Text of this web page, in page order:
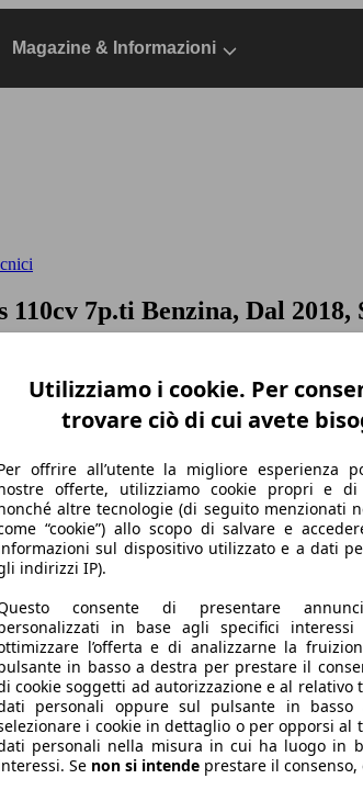
Magazine & Informazioni
110cv 7p.ti Benzina, Dal 2018,
Utilizziamo i cookie. Per
trovare ciò di cui avete
offrire all’utente la migliore esperienza
offerte, utilizziamo cookie propri e
altre tecnologie (di seguito menzionati
“cookie”) allo scopo di salvare e
sul dispositivo utilizzato e a dati
indirizzi IP).
consente di presentare
in base agli specifici interessi
l’offerta e di analizzarne la
in basso a destra per prestare il
cookie soggetti ad autorizzazione e al relativo
personali oppure sul pulsante in
i cookie in dettaglio o per opporsi al
personali nella misura in cui ha luogo in
Se non si intende prestare il consenso,